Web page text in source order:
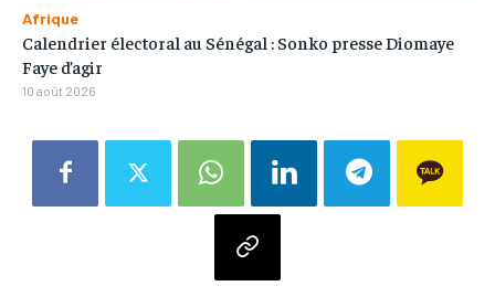
Afrique
Calendrier électoral au Sénégal : Sonko presse Diomaye
Faye d’agir
10 août 2026